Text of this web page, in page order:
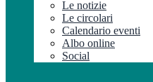
Le notizie
Le circolari
Calendario eventi
Albo online
Social